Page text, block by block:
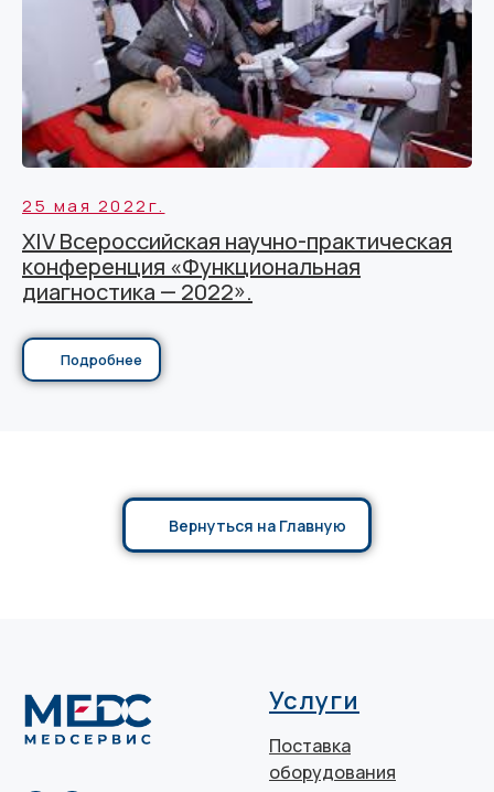
25 мая 2022г.
XIV Всероссийская научно-практическая
конференция «Функциональная
диагностика — 2022».
Подробнее
Вернуться на Главную
Услуги
Поставка
оборудования